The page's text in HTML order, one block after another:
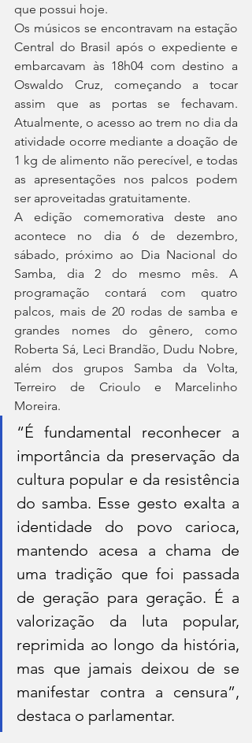
que possui hoje.
Os músicos se encontravam na estação
Central do Brasil após o expediente e
embarcavam às 18h04 com destino a
Oswaldo Cruz, começando a tocar
assim que as portas se fechavam.
Atualmente, o acesso ao trem no dia da
atividade ocorre mediante a doação de
1 kg de alimento não perecível, e todas
as apresentações nos palcos podem
ser aproveitadas gratuitamente.
A edição comemorativa deste ano
acontece no dia 6 de dezembro,
sábado, próximo ao Dia Nacional do
Samba, dia 2 do mesmo mês. A
programação contará com quatro
palcos, mais de 20 rodas de samba e
grandes nomes do gênero, como
Roberta Sá, Leci Brandão, Dudu Nobre,
além dos grupos Samba da Volta,
Terreiro de Crioulo e Marcelinho
Moreira.
“É fundamental reconhecer a
importância da preservação da
cultura popular e da resistência
do samba. Esse gesto exalta a
identidade do povo carioca,
mantendo acesa a chama de
uma tradição que foi passada
de geração para geração. É a
valorização da luta popular,
reprimida ao longo da história,
mas que jamais deixou de se
manifestar contra a censura”,
destaca o parlamentar.